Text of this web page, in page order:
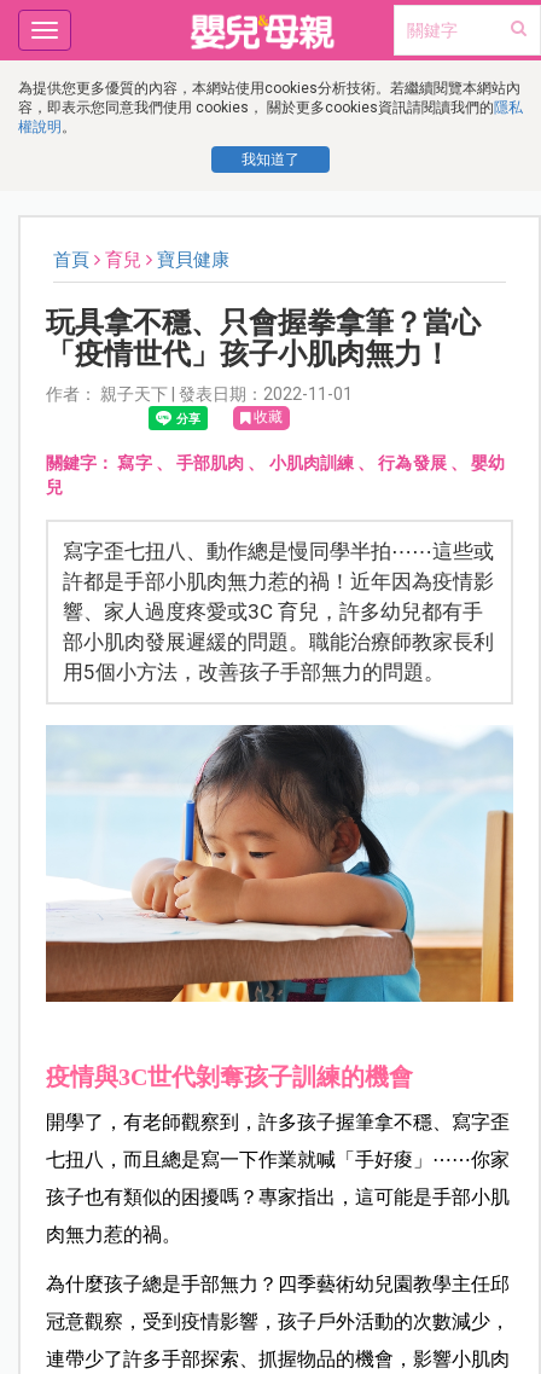
為提供您更多優質的內容，本網站使用cookies分析技術。若繼續閱覽本網站內
容，即表示您同意我們使用 cookies， 關於更多cookies資訊請閱讀我們的隱私
權說明 。
我知道了
Toggle
navigation
首頁 育兒 寶貝健康
玩具拿不穩、只會握拳拿筆？當心
「疫情世代」孩子小肌肉無力！
作者： 親子天下 | 發表日期：2022-11-01
收藏
關鍵字：寫字、 手部肌肉 、 小肌肉訓練 、行為發展、 嬰幼
兒
寫字歪七扭八、動作總是慢同學半拍⋯⋯這些或
許都是手部小肌肉無力惹的禍！近年因為疫情影
響、家人過度疼愛或3C 育兒，許多幼兒都有手
部小肌肉發展遲緩的問題。職能治療師教家長利
用5個小方法，改善孩子手部無力的問題。
疫情與3C世代剝奪孩子訓練的機會
開學了，有老師觀察到，許多孩子握筆拿不穩、寫字歪
七扭八，而且總是寫一下作業就喊「手好痠」⋯⋯你家
孩子也有類似的困擾嗎？專家指出，這可能是手部小肌
肉無力惹的禍。
為什麼孩子總是手部無力？四季藝術幼兒園教學主任邱
冠意觀察，受到疫情影響，孩子戶外活動的次數減少，
連帶少了許多手部探索、抓握物品的機會，影響小肌肉